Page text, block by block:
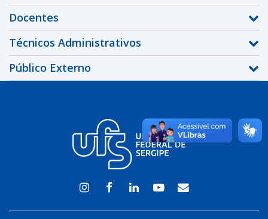
Docentes
Técnicos Administrativos
Público Externo
InstagramFacebook
LinkedinYoutubeWEBMAIL